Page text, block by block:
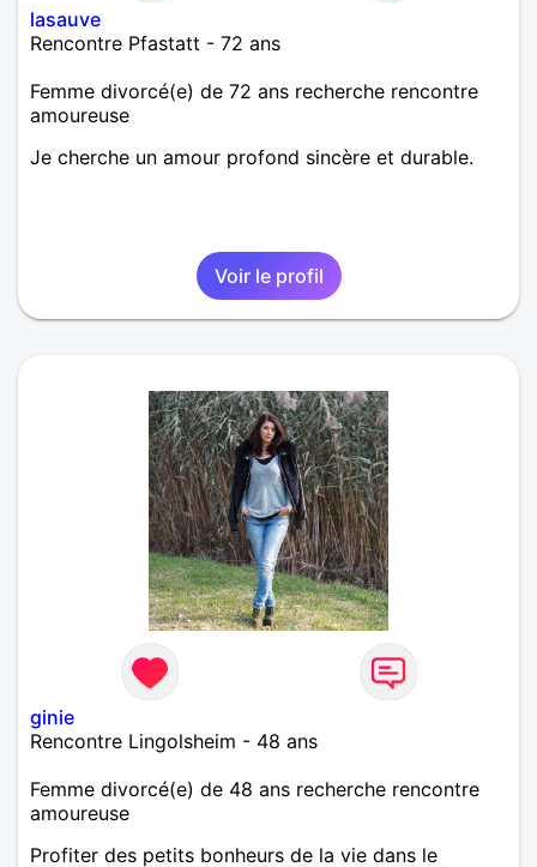
lasauve
Rencontre Pfastatt - 72 ans
Femme divorcé(e) de 72 ans recherche rencontre
amoureuse
Je cherche un amour profond sincère et durable.
Voir le profil
ginie
Rencontre Lingolsheim - 48 ans
Femme divorcé(e) de 48 ans recherche rencontre
amoureuse
Profiter des petits bonheurs de la vie dans le